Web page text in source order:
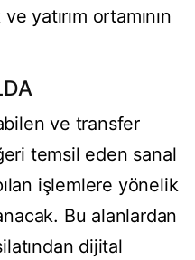
yatırım ortamının
ve transfer
temsil eden sanal
işlemlere yönelik
Bu alanlardan
dijital